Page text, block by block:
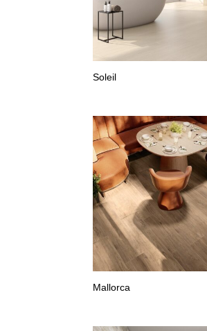
Soleil
Mallorca